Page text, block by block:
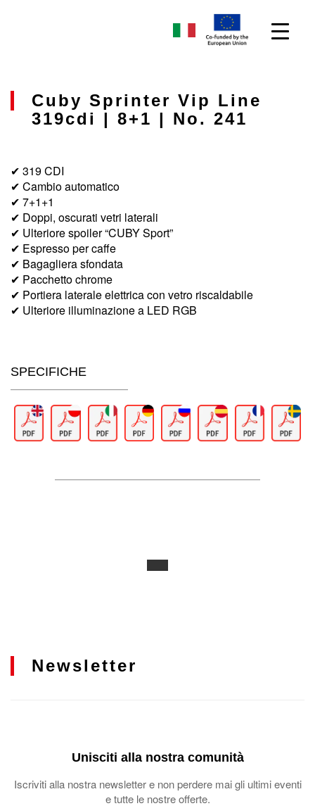
Cuby Sprinter Vip Line
319cdi | 8+1 | No. 241
✔ 319 CDI
✔ Cambio automatico
✔ 7+1+1
✔ Doppi, oscurati vetri laterali
✔ Ulteriore spoiler “CUBY Sport”
✔ Espresso per caffe
✔ Bagagliera sfondata
✔ Pacchetto chrome
✔ Portiera laterale elettrica con vetro riscaldabile
✔ Ulteriore illuminazione a LED RGB
SPECIFICHE
Newsletter
Unisciti alla nostra comunità
Iscriviti alla nostra newsletter e non perdere mai gli ultimi eventi
e tutte le nostre offerte.